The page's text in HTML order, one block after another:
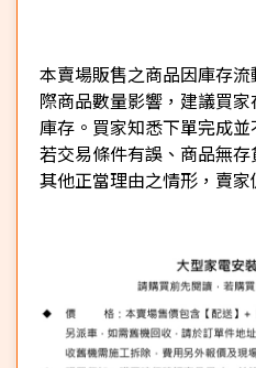
本賣場販售之商品因庫存
際商品數量影響，建議買
庫存。買家知悉下單完成
若交易條件有誤、商品無
其他正當理由之情形，賣家